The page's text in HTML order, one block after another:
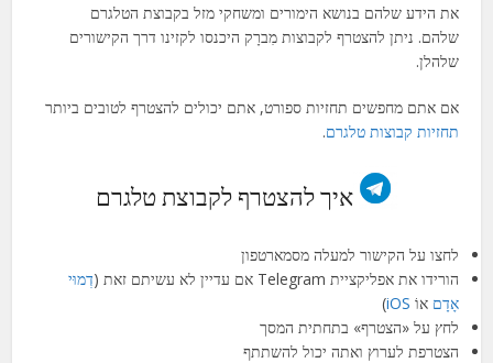
את הידע שלהם בנושא הימורים ומשחקי מזל בקבוצת הטלגרם
שלהם. ניתן להצטרף לקבוצותמִברָק היכנסו לקזינו דרך הקישורים
שלהלן.
אם אתם מחפשים תחזיות ספורט, אתם יכולים להצטרף לטובים ביותר
תחזיות קבוצות טלגרם.
איך להצטרף לקבוצת טלגרם
לחצו על הקישור למעלה מסמארטפון
הורידו את אפליקציית Telegram אם עדיין לא עשיתם זאת (
דְמוּי
אָדָם אוֹ iOS
)
לחץ על «הצטרף» בתחתית המסך
הצטרפת לערוץ ואתה יכול להשתתף